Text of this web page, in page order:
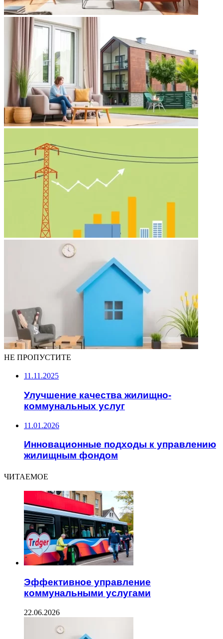
НЕ ПРОПУСТИТЕ
11.11.2025
Улучшение качества жилищно-
коммунальных услуг
11.01.2026
Инновационные подходы к управлению
жилищным фондом
ЧИТАЕМОЕ
Эффективное управление
коммунальными услугами
22.06.2026